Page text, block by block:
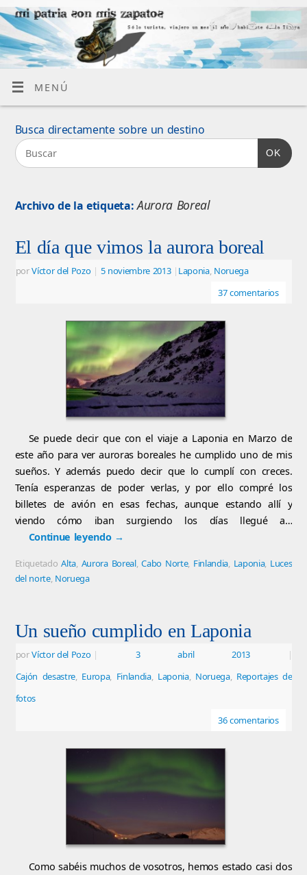
MENÚ
Busca directamente sobre un destino
OK
Archivo de la etiqueta:Aurora Boreal
El día que vimos la aurora boreal
porVíctor del Pozo | 5 noviembre 2013 | Laponia, Noruega
37 comentarios
Se puede decir que con el viaje a Laponia en Marzo de
este año para ver auroras boreales he cumplido uno de mis
sueños. Y además puedo decir que lo cumplí con creces.
Tenía esperanzas de poder verlas, y por ello compré los
billetes de avión en esas fechas, aunque estando allí y
viendo cómo iban surgiendo los días llegué a…
Continue leyendo →
EtiquetadoAlta, Aurora Boreal,Cabo Norte, Finlandia, Laponia, Luces
del norte, Noruega
Un sueño cumplido en Laponia
porVíctor del Pozo | 3 abril 2013
|
Cajón desastre, Europa, Finlandia, Laponia, Noruega, Reportajes de
fotos
36 comentarios
Como sabéis muchos de vosotros, hemos estado casi dos